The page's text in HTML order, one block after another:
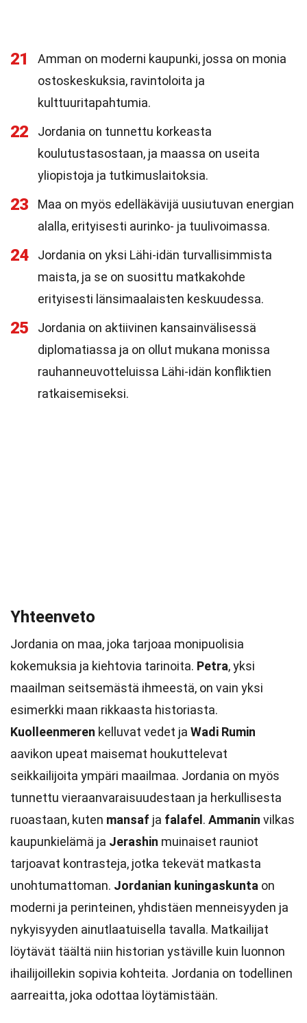
21
Amman on moderni kaupunki, jossa on monia
ostoskeskuksia, ravintoloita ja
kulttuuritapahtumia.
22
Jordania on tunnettu korkeasta
koulutustasostaan, ja maassa on useita
yliopistoja ja tutkimuslaitoksia.
23
Maa on myös edelläkävijä uusiutuvan energian
alalla, erityisesti aurinko- ja tuulivoimassa.
24
Jordania on yksi Lähi-idän turvallisimmista
maista, ja se on suosittu matkakohde
erityisesti länsimaalaisten keskuudessa.
25
Jordania on aktiivinen kansainvälisessä
diplomatiassa ja on ollut mukana monissa
rauhanneuvotteluissa Lähi-idän konfliktien
ratkaisemiseksi.
Yhteenveto
Jordania on maa, joka tarjoaa monipuolisia
kokemuksia ja kiehtovia tarinoita. Petra, yksi
maailman seitsemästä ihmeestä, on vain yksi
esimerkki maan rikkaasta historiasta.
Kuolleenmeren kelluvat vedet ja Wadi Rumin
aavikon upeat maisemat houkuttelevat
seikkailijoita ympäri maailmaa. Jordania on myös
tunnettu vieraanvaraisuudestaan ja herkullisesta
ruoastaan, kuten mansaf ja falafel . Ammanin vilkas
kaupunkielämä ja Jerashin muinaiset rauniot
tarjoavat kontrasteja, jotka tekevät matkasta
unohtumattoman. Jordanian kuningaskunta on
moderni ja perinteinen, yhdistäen menneisyyden ja
nykyisyyden ainutlaatuisella tavalla. Matkailijat
löytävät täältä niin historian ystäville kuin luonnon
ihailijoillekin sopivia kohteita. Jordania on todellinen
aarreaitta, joka odottaa löytämistään.